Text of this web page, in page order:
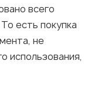
всего
есть покупка
не
использования,